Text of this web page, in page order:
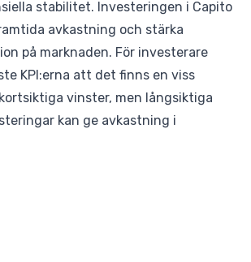
stabilitet. Investeringen i Capito
avkastning och stärka
på marknaden. För investerare
KPI:erna att det finns en viss
vinster, men långsiktiga
kan ge avkastning i